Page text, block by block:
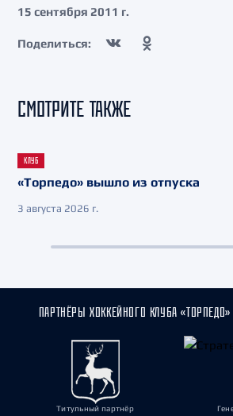
15 сентября 2011 г.
Поделиться:
СМОТРИТЕ ТАКЖЕ
КЛУБ
«Торпедо» вышло из отпуска
3 августа 2026 г.
ПАРТНЁРЫ ХОККЕЙНОГО КЛУБА «ТОРПЕДО»
Титульный партнёр